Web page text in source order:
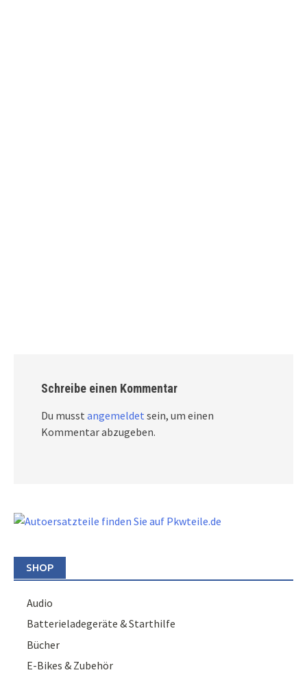
Schreibe einen Kommentar
Du musst angemeldet sein, um einen
Kommentar abzugeben.
SHOP
Audio
Batterieladegeräte & Starthilfe
Bücher
E-Bikes & Zubehör